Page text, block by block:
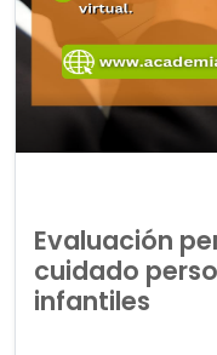
Evaluación
cuidado
infantiles